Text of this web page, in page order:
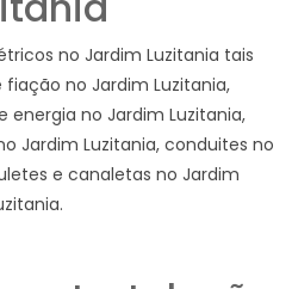
no Jardim Luzitania tais
no Jardim Luzitania,
energia no Jardim Luzitania,
Jardim Luzitania, conduites no
e canaletas no Jardim